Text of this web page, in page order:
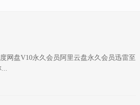
网盘V10永久会员阿里云盘永久会员迅雷至